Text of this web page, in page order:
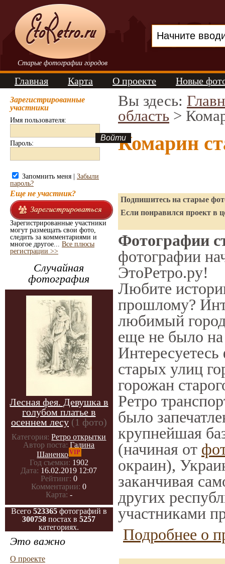
Старые фотографии городов
Главная Карта О проекте Новые
Зарегистрированные
участники
Имя пользователя:
Пароль:
Запомнить меня | Забыли
пароль?
Еще не участник?
Зарегистрированные участники
могут размещать свои фото,
следить за комментариями и
многое другое... Все плюсы
регистрации >>
Случайная
фотография
Лесная фея. Девушка в
голубом платье в
осеннем лесу (1 фото)
Категория: Ретро открытки
Автор поста: Галина
ШаненкоVIP
Год съемки: 1902
Дата: 16.02.2019 12:07
Рейтинг: 0
Комментарии: 0
Карта: -
Всего 523365 фотографий в
300758 постах в5257
категориях.
Это важно
О проекте
Вы здесь:
область >
Комарин
Подпишитесь на старые
Если понравился проект в
Фотографии
фотографии
ЭтоРетро.ру!
Любите
прошлому?
любимый
еще не было на
Интересуетесь
старых улиц
горожан
Ретро
было
крупнейшая
(начиная от
окраин),
заканчивая
других
участниками
Подробнее о